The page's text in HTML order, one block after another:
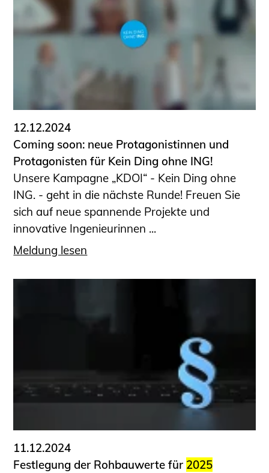
Prüfsachverständige
Qualifizierte Tragwerksplaner/-innen
Bauvorlageberechtigte
Sachkundige für Zustands- und
Funktionsprüfung privater
Abwasserleitungen
Vereinbarungen mit
Ingenieurkammern
Büronachfolge
Zusatzqualifikationen
Geschützter Bereich
Informationen für Auftraggeber und
Verbraucher
Ingenieursuche (Mitglieder der IK-Bau
NRW)
Bauherren-ABC
Schüler und Studierende
Projekte für Schülerinnen und Schüler
START.ING. Das Studierenden Praxis-
Wissenswertes für Studierende
Wettbewerbe für Studierende
Kammer Newsletter
Presse
12.12.2024
Coming soon: neue Protagonistinnen und
Protagonisten für Kein Ding ohne ING!
Unsere Kampagne „KDOI“ - Kein Ding ohne
ING. - geht in die nächste Runde! Freuen Sie
sich auf neue spannende Projekte und
innovative Ingenieurinnen ...
Meldung lesen
11.12.2024
Festlegung der Rohbauwerte für 2025